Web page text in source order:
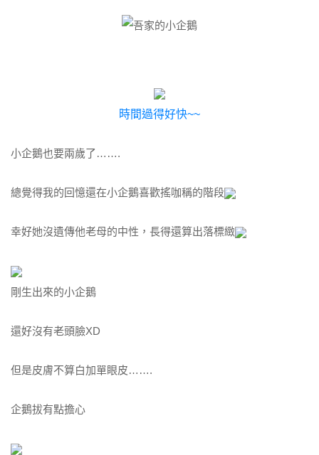
時間過得好快~~
小企鵝也要兩歲了…….
總覺得我的回憶還在小企鵝喜歡搖咖稱的階段
幸好她沒遺傳他老母的中性，長得還算出落標緻
剛生出來的小企鵝
還好沒有老頭臉XD
但是皮膚不算白加單眼皮…….
企鵝拔有點擔心